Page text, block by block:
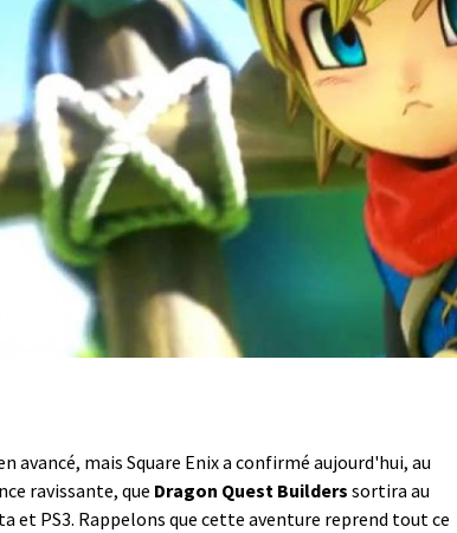
avancé, mais Square Enix a confirmé aujourd'hui, au
ravissante, que Dragon Quest Builders sortira au
et PS3. Rappelons que cette aventure reprend tout ce